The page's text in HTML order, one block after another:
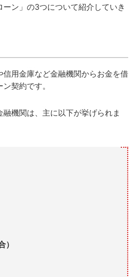
ン」の3つについて紹介していき
信用金庫など金融機関からお金を借
契約です。
融機関は、主に以下が挙げられま
）